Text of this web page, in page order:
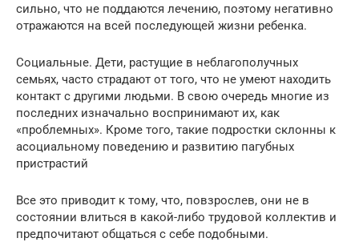
сильно, что не поддаются лечению, поэтому негативно
отражаются на всей последующей жизни ребенка.
Социальные. Дети, растущие в неблагополучных
семьях, часто страдают от того, что не умеют находить
контакт с другими людьми. В свою очередь многие из
последних изначально воспринимают их, как
«проблемных». Кроме того, такие подростки склонны к
асоциальному поведению и развитию пагубных
пристрастий
Все это приводит к тому, что, повзрослев, они не в
состоянии влиться в какой-либо трудовой коллектив и
предпочитают общаться с себе подобными.